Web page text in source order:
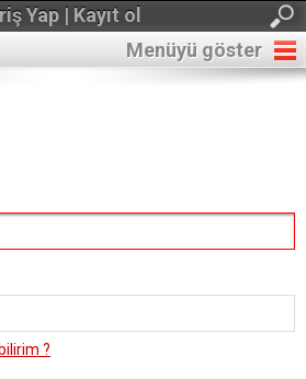
Yap | Kayıt ol
Menüyü göster
?